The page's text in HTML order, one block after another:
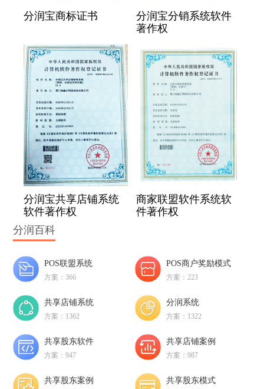
分润宝商标证书
分润宝分销系统软件
著作权
分润宝共享店铺系统
软件著作权
商家联盟软件系统软
件著作权
分润百科
POS联盟系统
方案：366
POS商户奖励模式
方案：223
共享店铺系统
方案：1362
分润系统
方案：1322
共享股东软件
方案：947
共享店铺案例
方案：987
共享股东案例 共享股东模式